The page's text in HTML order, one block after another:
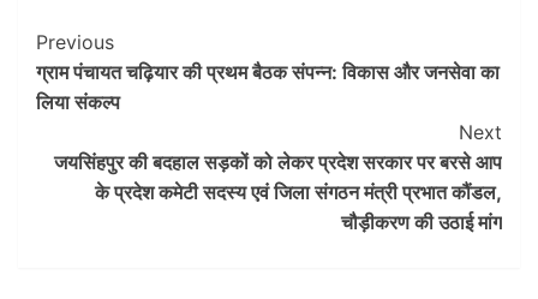
Post
Navigation
Previous
ग्राम पंचायत चढ़ियार की प्रथम बैठक संपन्न: विकास और जनसेवा का
लिया संकल्प
Next
जयसिंहपुर की बदहाल सड़कों को लेकर प्रदेश सरकार पर बरसे आप
के प्रदेश कमेटी सदस्य एवं जिला संगठन मंत्री प्रभात कौंडल,
चौड़ीकरण की उठाई मांग